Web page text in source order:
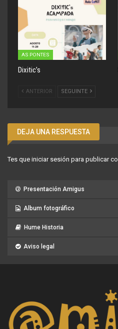
AS PONTES
Dixitic’s
ANTERIOR SEGUINTE
DEJA UNA RESPUESTA
Tes que iniciar sesión para publicar
Presentación Amigus
Album fotográfico
Hume Historia
Aviso legal